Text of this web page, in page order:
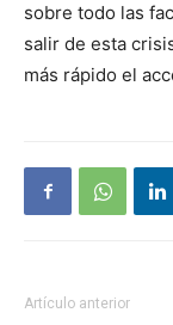
sobre todo las
salir de esta
más rápido el
Artículo anterior